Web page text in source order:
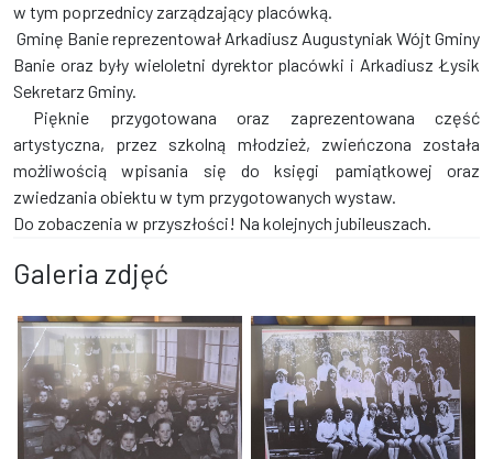
w tym poprzednicy zarządzający placówką.
Gminę Banie reprezentował Arkadiusz Augustyniak Wójt Gminy
Banie oraz były wieloletni dyrektor placówki i Arkadiusz Łysik
Sekretarz Gminy.
Pięknie przygotowana oraz zaprezentowana część
artystyczna, przez szkolną młodzież, zwieńczona została
możliwością wpisania się do księgi pamiątkowej oraz
zwiedzania obiektu w tym przygotowanych wystaw.
Do zobaczenia w przyszłości! Na kolejnych jubileuszach.
Galeria zdjęć